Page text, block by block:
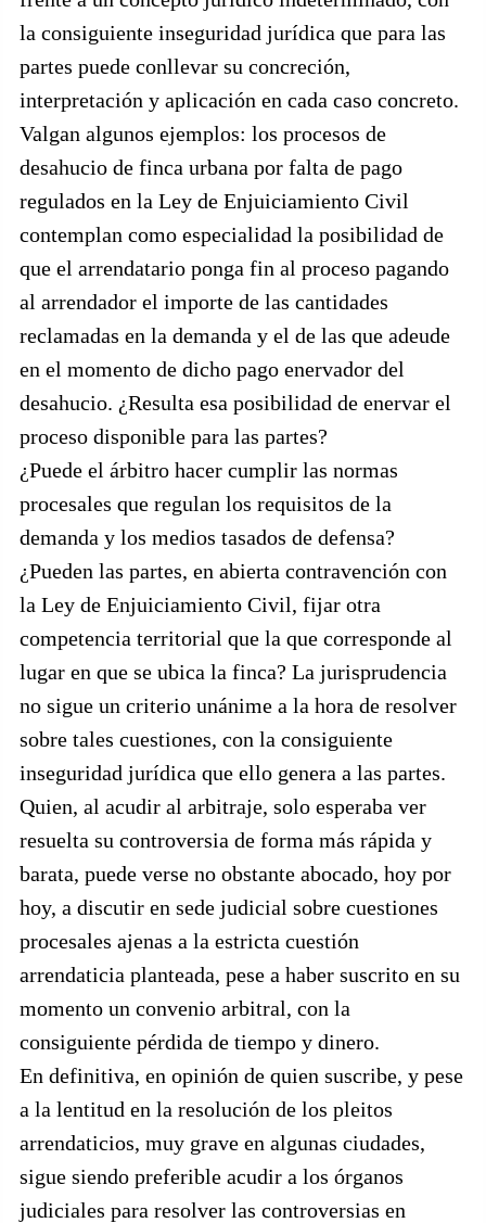
la consiguiente inseguridad jurídica que para las
partes puede conllevar su concreción,
interpretación y aplicación en cada caso concreto.
Valgan algunos ejemplos: los procesos de
desahucio de finca urbana por falta de pago
regulados en la Ley de Enjuiciamiento Civil
contemplan como especialidad la posibilidad de
que el arrendatario ponga fin al proceso pagando
al arrendador el importe de las cantidades
reclamadas en la demanda y el de las que adeude
en el momento de dicho pago enervador del
desahucio. ¿Resulta esa posibilidad de enervar el
proceso disponible para las partes?
¿Puede el árbitro hacer cumplir las normas
procesales que regulan los requisitos de la
demanda y los medios tasados de defensa?
¿Pueden las partes, en abierta contravención con
la Ley de Enjuiciamiento Civil, fijar otra
competencia territorial que la que corresponde al
lugar en que se ubica la finca? La jurisprudencia
no sigue un criterio unánime a la hora de resolver
sobre tales cuestiones, con la consiguiente
inseguridad jurídica que ello genera a las partes.
Quien, al acudir al arbitraje, solo esperaba ver
resuelta su controversia de forma más rápida y
barata, puede verse no obstante abocado, hoy por
hoy, a discutir en sede judicial sobre cuestiones
procesales ajenas a la estricta cuestión
arrendaticia planteada, pese a haber suscrito en su
momento un convenio arbitral, con la
consiguiente pérdida de tiempo y dinero.
En definitiva, en opinión de quien suscribe, y pese
a la lentitud en la resolución de los pleitos
arrendaticios, muy grave en algunas ciudades,
sigue siendo preferible acudir a los órganos
judiciales para resolver las controversias en